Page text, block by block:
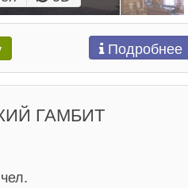
Подробнее
ГАМБИТ
чел.